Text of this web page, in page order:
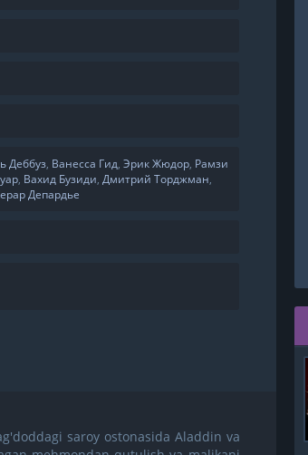
Деббуз, Ванесса Гид, Эрик Жюдор, Рамзи
, Вахид Бузиди, Дмитрий Торджман,
Депардье
saroy ostonasida Aladdin va